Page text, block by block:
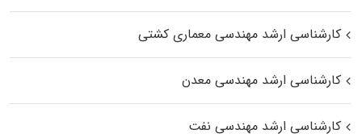
کارشناسی ارشد مهندسی معماری کشتی
کارشناسی ارشد مهندسی معدن
کارشناسی ارشد مهندسی نفت